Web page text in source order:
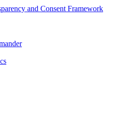
and Consent Framework